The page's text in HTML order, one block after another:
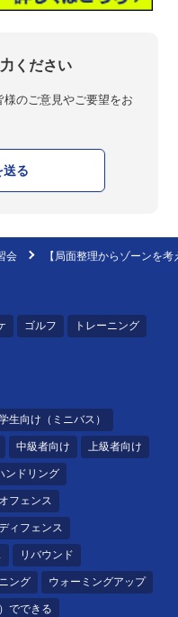
ください
のご意見やご要望をお
る
会 【局面整理からゾーンを
ゴルフ トレーニング
生向け（ミニバス）
中級者向け 上級者向け
ンドリング
オフェンス
ィフェンス
リバウンド
ング ウォーミングアップ
でできる